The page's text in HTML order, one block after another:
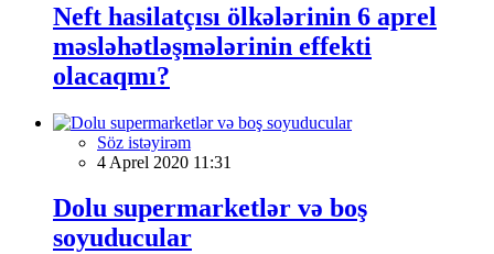
Neft hasilatçısı ölkələrinin 6 aprel
məsləhətləşmələrinin effekti
olacaqmı?
Söz istəyirəm
4 Aprel 2020 11:31
Dolu supermarketlər və boş
soyuducular